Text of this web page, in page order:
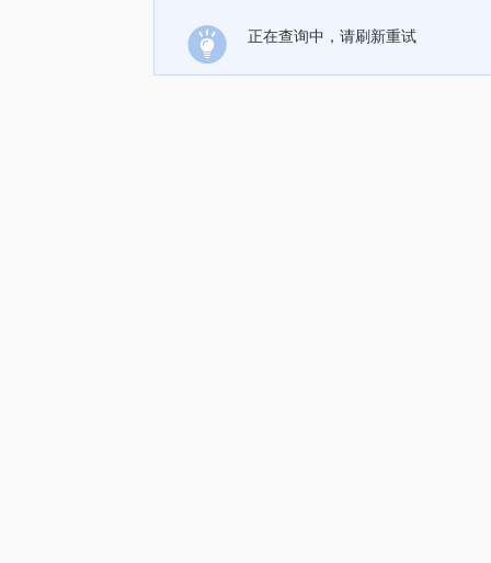
正在查询中，请刷新重试